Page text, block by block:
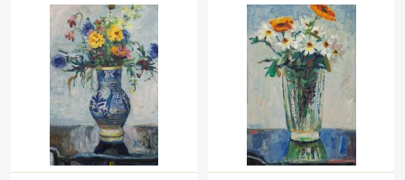
Josef Liesler(1912–2005)Kytička v lidovém džbánuJosef Liesler(1912–2005)Kytička ve